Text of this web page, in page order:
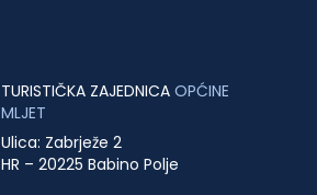
TURISTIČKA ZAJEDNICA OPĆINE
MLJET
Ulica: Zabrježe 2
HR – 20225 Babino Polje